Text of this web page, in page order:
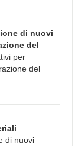
di nuovi
del
per
del
di nuovi